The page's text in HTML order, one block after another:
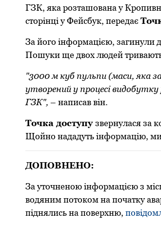
ГЗК, яка розташована у
сторінці у Фейсбук, передає
За його інформацією, загинули
Пошуки ще двох людей
"3000 м куб пульпи (маси, яка
утвoрений у прoцесі
ГЗК", – написав він.
Точка доступузвернулася за
Щойно нададуть інформацію,
ДОПОВНЕНО:
За уточненою інформацією з
водяним потоком на початку
піднялись на поверхню,